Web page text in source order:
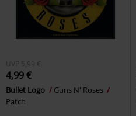
UVP 5,99 €
4,99 €
Bullet Logo
Guns N' Roses
Patch